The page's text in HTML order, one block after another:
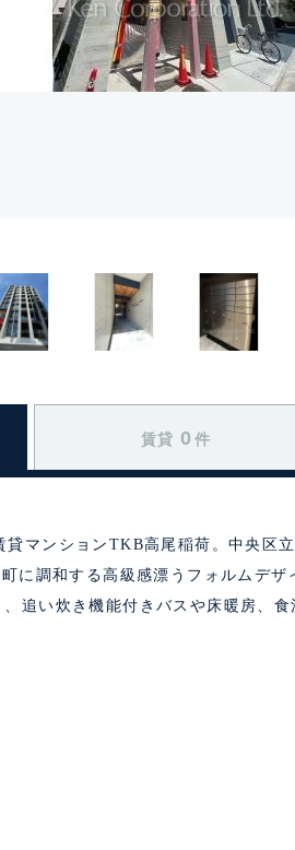
賃貸 0 件
マンションTKB高尾稲荷。中央区
に調和する高級感漂うフォルムデザ
追い炊き機能付きバスや床暖房、食